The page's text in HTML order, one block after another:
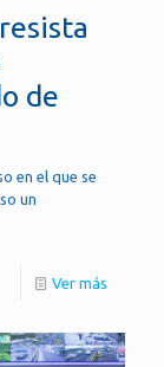
de
en el que se
un
Ver más